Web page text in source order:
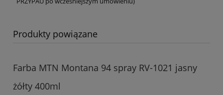
Produkty powiązane
Farba MTN Montana 94 spray RV-1021 jasny
żółty 400ml